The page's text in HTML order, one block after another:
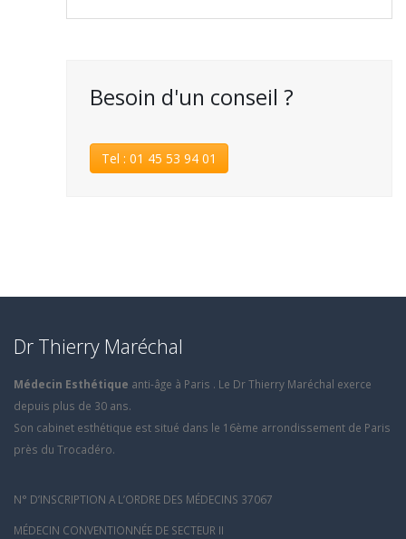
Besoin d'un conseil ?
Tel : 01 45 53 94 01
Dr Thierry Maréchal
Médecin Esthétique anti-âge à Paris . Le Dr Thierry Maréchal exerce
depuis plus de 30 ans.
Son cabinet esthétique est situé dans le 16ème arrondissement de Paris
près du Trocadéro.
N° D’INSCRIPTION A L’ORDRE DES MÉDECINS 37067
MÉDECIN CONVENTIONNÉE DE SECTEUR II